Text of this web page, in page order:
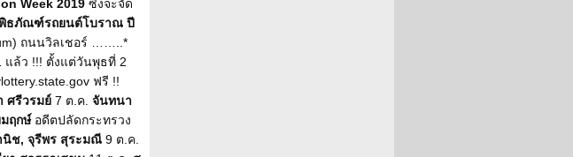
Week 2019 ซึ่งจะจัด
ธภัณฑ์รถยนต์โบราณ ปี
ถนนวิลเชอร์ ……..*
แล้ว !!! ตั้งแต่วันพุธที่ 2
ฟรี !!
ศรีวรมย์ 7 ต.ค. จันทนา
ฤกษ์อดีตปลัดกระทรวง
นิช, จุรีพร สุระมณี 9 ต.ค.